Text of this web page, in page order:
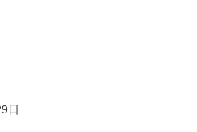
日